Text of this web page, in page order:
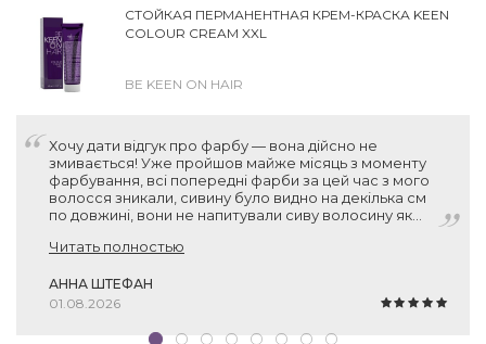
СТОЙКАЯ ПЕРМАНЕНТНАЯ КРЕМ-КРАСКА KEEN
COLOUR CREAM XXL
BE KEEN ON HAIR
Хочу дати відгук про фарбу — вона дійсно не
змивається! Уже пройшов майже місяць з моменту
фарбування, всі попередні фарби за цей час з мого
волосся зникали, сивину було видно на декілька см
по довжині, вони не напитували сиву волосину як
пігменту місцями відросли, звісно, але вся інша
дякую вам за рекомендацію, фарба прекрасна!
Читать полностью
АННА ШТЕФАН
01.08.2026